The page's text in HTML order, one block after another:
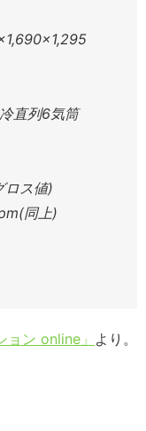
直列6気筒
ス値)
同上)
ョン online」 より。